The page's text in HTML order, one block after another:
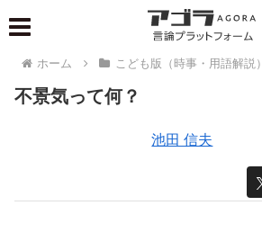
ホーム こども版（時事・用語解説）
不景気って何？
池田 信夫